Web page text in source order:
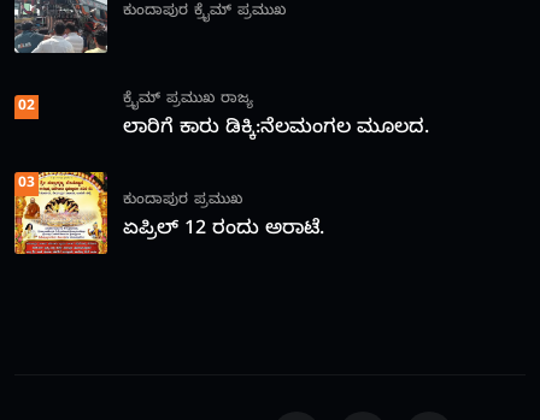
ಕುಂದಾಪುರ ಕ್ರೈಮ್ ಪ್ರಮುಖ
02 ಕ್ರೈಮ್ ಪ್ರಮುಖ ರಾಜ್ಯ
ಲಾರಿಗೆ ಕಾರು ಡಿಕ್ಕಿ:ನೆಲಮಂಗಲ ಮೂಲದ.
03
ಕುಂದಾಪುರ ಪ್ರಮುಖ
ಏಪ್ರಿಲ್ 12 ರಂದು ಅರಾಟೆ.